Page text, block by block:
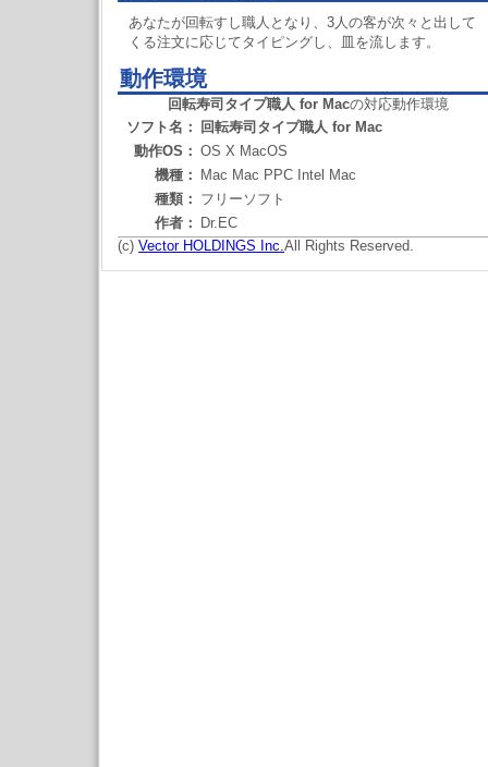
あなたが回転すし職人となり、3人の客が次々と出して
くる注文に応じてタイピングし、皿を流します。
動作環境
回転寿司タイプ職人 for Macの対応動作環境
ソフト名：
回転寿司タイプ職人 for Mac
動作OS： OS X MacOS
機種：
Mac Mac PPC Intel Mac
種類： フリーソフト
作者：
Dr.EC
(c) Vector HOLDINGS Inc.All Rights Reserved.